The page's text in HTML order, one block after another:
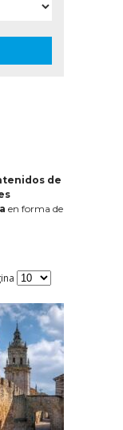
de
en forma de